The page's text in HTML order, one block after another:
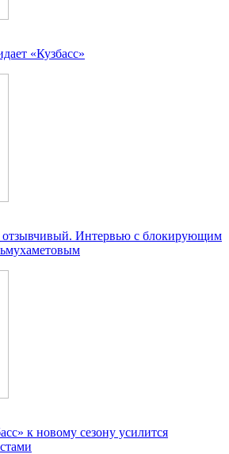
«Кузбасс»
Интервью с блокирующим
к новому сезону усилится